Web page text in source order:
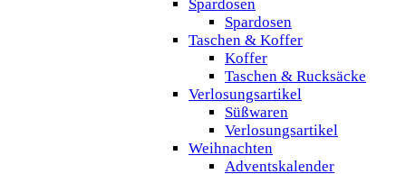
Spardosen
Spardosen
Taschen & Koffer
Koffer
Taschen & Rucksäcke
Verlosungsartikel
Süßwaren
Verlosungsartikel
Weihnachten
Adventskalender